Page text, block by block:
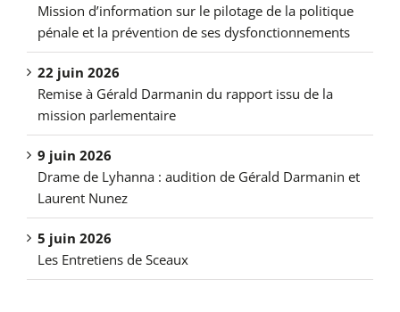
Mission d’information sur le pilotage de la politique
pénale et la prévention de ses dysfonctionnements
22 juin 2026
Remise à Gérald Darmanin du rapport issu de la
mission parlementaire
9 juin 2026
Drame de Lyhanna : audition de Gérald Darmanin et
Laurent Nunez
5 juin 2026
Les Entretiens de Sceaux